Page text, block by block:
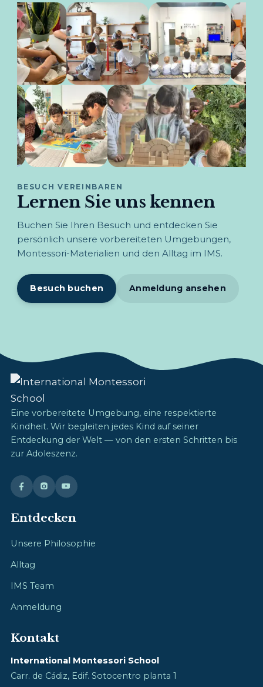
BESUCH VEREINBAREN
Lernen Sie uns kennen
Buchen Sie Ihren Besuch und entdecken Sie
persönlich unsere vorbereiteten Umgebungen,
Montessori-Materialien und den Alltag im IMS.
Besuch buchen Anmeldung ansehen
Eine vorbereitete Umgebung, eine respektierte
Kindheit. Wir begleiten jedes Kind auf seiner
Entdeckung der Welt — von den ersten Schritten bis
zur Adoleszenz.
Entdecken
Unsere Philosophie
Alltag
IMS Team
Anmeldung
Kontakt
International Montessori School
Carr. de Cádiz, Edif. Sotocentro planta 1